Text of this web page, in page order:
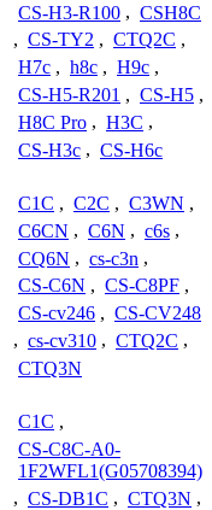
CS-H3-R100 , CSH8C
, CS-TY2 , CTQ2C ,
H7c , h8c , H9c ,
CS-H5-R201 , CS-H5 ,
H8C Pro , H3C ,
CS-H3c , CS-H6c
C1C , C2C , C3WN ,
C6CN , C6N , c6s ,
CQ6N , cs-c3n ,
CS-C6N , CS-C8PF ,
CS-cv246 , CS-CV248
, cs-cv310 , CTQ2C ,
CTQ3N
C1C ,
CS-C8C-A0-
1F2WFL1(G05708394)
, CS-DB1C , CTQ3N ,